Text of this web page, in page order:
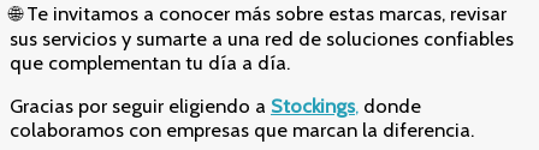
🌐 Te invitamos a conocer más sobre estas marcas, revisar
sus servicios y sumarte a una red de soluciones confiables
que complementan tu día a día.
Gracias por seguir eligiendo a Stockings, donde
colaboramos con empresas que marcan la diferencia.